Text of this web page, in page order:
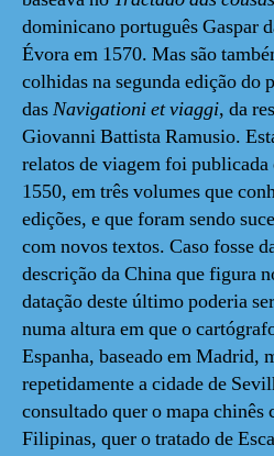
dominicano português Gaspar
Évora em 1570. Mas são
colhidas na segunda edição do
dasNavigationi et viaggi, da
Giovanni Battista Ramusio.
relatos de viagem foi publicada
1550, em três volumes que
edições, e que foram sendo
com novos textos. Caso fosse
descrição da China que figura
datação deste último poderia
numa altura em que o
Espanha, baseado em Madrid,
repetidamente a cidade de
consultado quer o mapa chinês
Filipinas, quer o tratado de